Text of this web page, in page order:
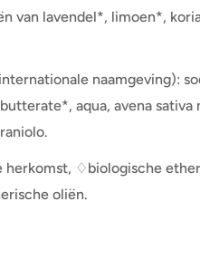
van lavendel*, limoen*,
naamgeving):
aqua, avena
♢biologische
oliën.